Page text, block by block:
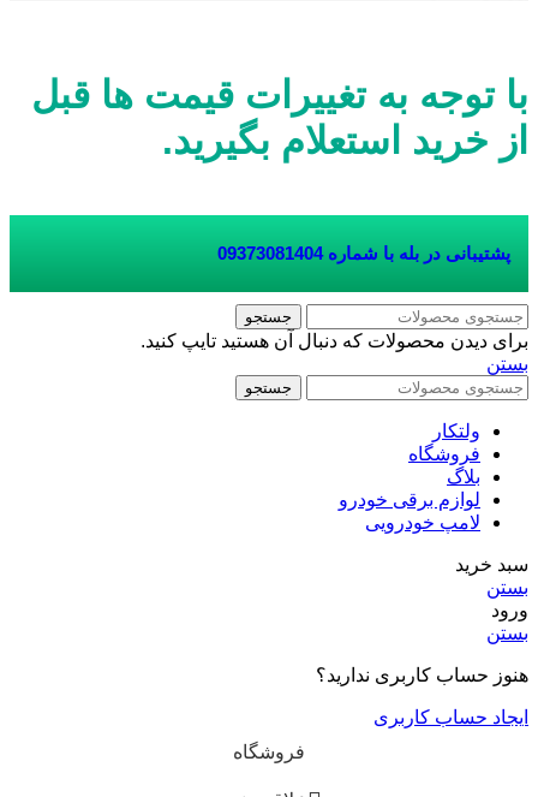
با توجه به تغییرات قیمت ها قبل
از خرید استعلام بگیرید.
پشتیبانی در بله با شماره 09373081404
جستجو
برای دیدن محصولات که دنبال آن هستید تایپ کنید.
بستن
جستجو
ولتکار
فروشگاه
بلاگ
لوازم برقی خودرو
لامپ خودرویی
سبد خرید
بستن
ورود
بستن
هنوز حساب کاربری ندارید؟
ایجاد حساب کاربری
فروشگاه